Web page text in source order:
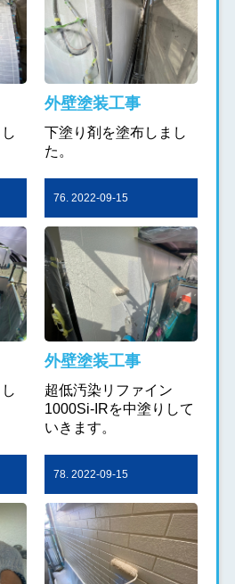
外壁塗装工事
下塗り剤を塗布しまし
た。
76. 2022-09-15
外壁塗装工事
超低汚染リファイン
1000Si-IRを中塗りして
いきます。
78. 2022-09-15